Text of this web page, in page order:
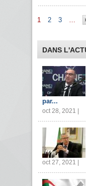
Pages
1 2 3 …
DANS
par...
oct 28, 2021 |
oct 27, 2021 |